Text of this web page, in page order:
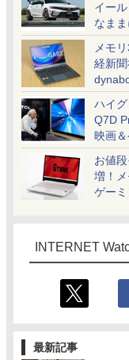
イー
なま
メモ
経新
ハイ
Q7D
映画
お値
増！
ゲーミ
INTERNET
最新記事